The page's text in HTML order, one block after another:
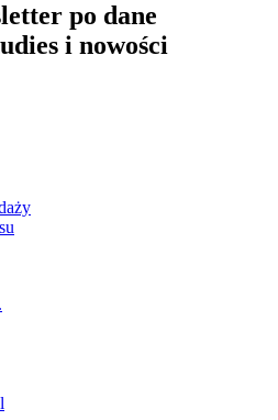
po dane
i nowości